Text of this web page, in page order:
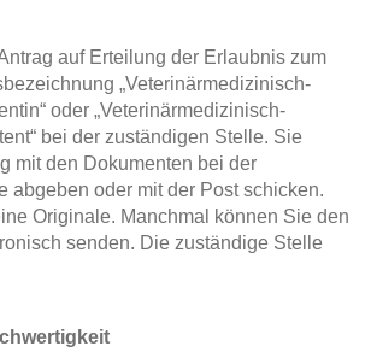
auf Erteilung der Erlaubnis zum
„Veterinärmedizinisch-
oder „Veterinärmedizinisch-
bei der zuständigen Stelle. Sie
mit den Dokumenten bei der
abgeben oder mit der Post schicken.
Originale. Manchmal können Sie den
senden. Die zuständige Stelle